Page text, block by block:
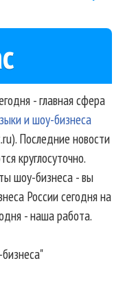
- главная сфера
и шоу-бизнеса
Последние новости
круглосуточно.
шоу-бизнеса - вы
России сегодня на
- наша работа.